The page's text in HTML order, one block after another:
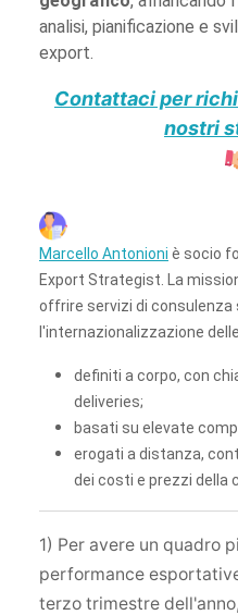
analisi, pianificazione e
export.
Contattaci per
nostri
Marcello Antonioni è socio
Export Strategist. La
offrire servizi di
l'internazionalizzazione
definiti a corpo, con
deliveries;
basati su elevate
erogati a distanza,
dei costi e prezzi della
1) Per avere un quadro
performance
terzo trimestre